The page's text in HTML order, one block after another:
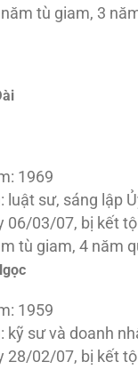
tù giam, 3
1969
luật sư, sáng lập
06/03/07, bị kết
tù giam, 4 năm
1959
kỹ sư và doanh
28/02/07, bị kết